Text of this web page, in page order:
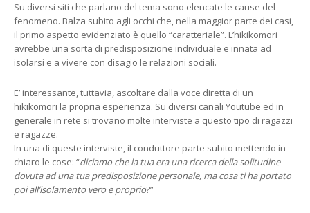
Su diversi siti che parlano del tema sono elencate le cause del
fenomeno. Balza subito agli occhi che, nella maggior parte dei casi,
il primo aspetto evidenziato è quello “caratteriale”. L’hikikomori
avrebbe una sorta di predisposizione individuale e innata ad
isolarsi e a vivere con disagio le relazioni sociali.
E’ interessante, tuttavia, ascoltare dalla voce diretta di un
hikikomori la propria esperienza. Su diversi canali Youtube ed in
generale in rete si trovano molte interviste a questo tipo di ragazzi
e ragazze.
In una di queste interviste, il conduttore parte subito mettendo in
chiaro le cose: “diciamo che la tua era una ricerca della solitudine
dovuta ad una tua predisposizione personale, ma cosa ti ha portato
poi all’isolamento vero e proprio?”